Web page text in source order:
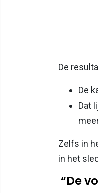
De
De
Dat
Zelfs in
in het
“De